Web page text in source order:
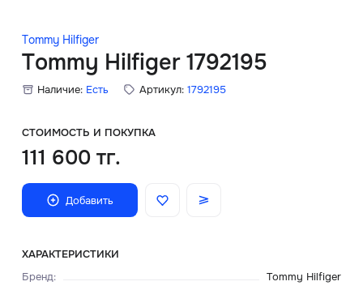
Tommy Hilfiger
Tommy Hilfiger 1792195
Наличие: Есть Артикул: 1792195
СТОИМОСТЬ И ПОКУПКА
111 600 тг.
Добавить
ХАРАКТЕРИСТИКИ
Бренд:
Tommy Hilfiger
Главная
О нас